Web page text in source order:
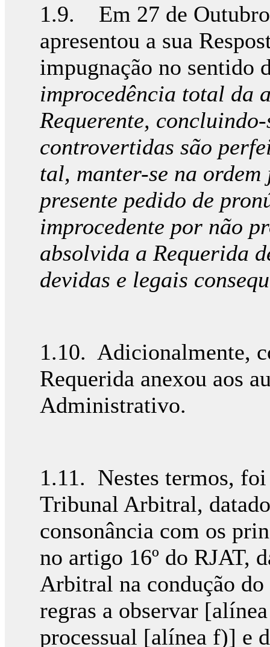
1.9. Em 27 de Outubro
apresentou a sua
impugnação no sentido
improcedência total da
Requerente,
controvertidas são
tal, manter-se na
presente pedido de
improcedente por não
absolvida a Requerida
devidas e legais
1.10. Adicionalmente,
Requerida anexou aos
Administrativo.
1.11. Nestes termos,
Tribunal Arbitral,
consonância com os
no artigo 16º do RJAT,
Arbitral na condução do
regras a observar
processual [alínea f)] e